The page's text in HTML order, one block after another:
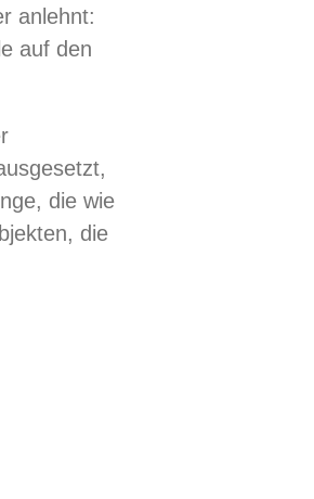
anlehnt:
auf den
die wie
die